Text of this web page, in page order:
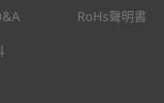
RoHs聲明書